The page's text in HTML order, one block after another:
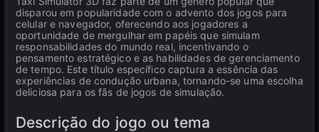
disparou em popularidade com o advento dos jogos para
celular e navegador, oferecendo aos jogadores a
oportunidade de mergulhar em papéis que simulam
responsabilidades do mundo real, incentivando o
pensamento estratégico e as habilidades de gerenciamento
de tempo. Este título específico captura a essência das
experiências de condução urbana, tornando-se uma escolha
deliciosa para os fãs de jogos de simulação.
Descrição do jogo ou tema